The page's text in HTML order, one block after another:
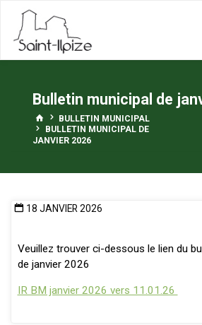
content
Bulletin municipal de
HOMEBULLETIN MUNICIPAL
BULLETIN MUNICIPAL DE
JANVIER 2026
18 JANVIER 2026
Veuillez trouver ci-dessous le lien du
de janvier 2026
IR BM janvier 2026 vers 11.01.26